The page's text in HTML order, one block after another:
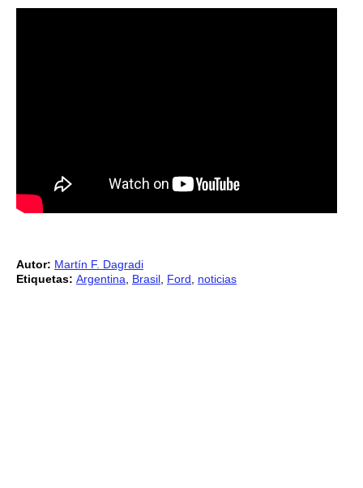
Autor: Martín F. Dagradi
Etiquetas: Argentina Brasil Ford noticias